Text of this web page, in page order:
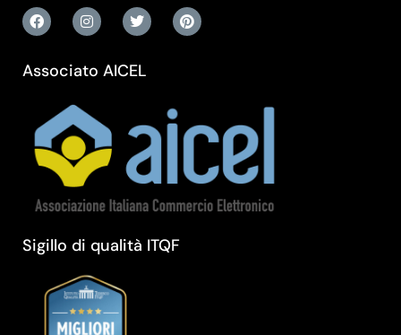
Associato AICEL
Sigillo di qualità ITQF